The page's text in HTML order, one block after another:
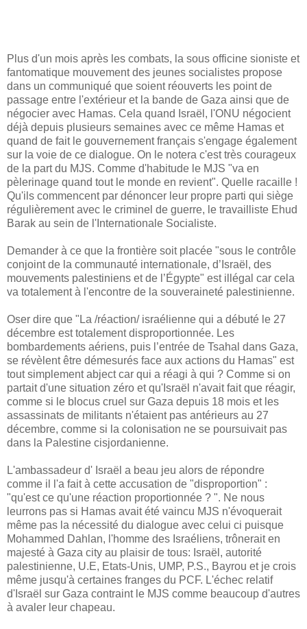
Plus d'un mois après les combats, la sous officine sioniste et
fantomatique mouvement des jeunes socialistes propose
dans un communiqué que soient réouverts les point de
passage entre l'extérieur et la bande de Gaza ainsi que de
négocier avec Hamas. Cela quand Israël, l'ONU négocient
déjà depuis plusieurs semaines avec ce même Hamas et
quand de fait le gouvernement français s'engage également
sur la voie de ce dialogue. On le notera c'est très courageux
de la part du MJS. Comme d'habitude le MJS "va en
pèlerinage quand tout le monde en revient". Quelle racaille !
Qu'ils commencent par dénoncer leur propre parti qui siège
régulièrement avec le criminel de guerre, le travailliste Ehud
Barak au sein de l'Internationale Socialiste.
Demander à ce que la frontière soit placée "sous le contrôle
conjoint de la communauté internationale, d’Israël, des
mouvements palestiniens et de l’Égypte" est illégal car cela
va totalement à l'encontre de la souveraineté palestinienne.
Oser dire que "La /réaction/ israélienne qui a débuté le 27
décembre est totalement disproportionnée. Les
bombardements aériens, puis l’entrée de Tsahal dans Gaza,
se révèlent être démesurés face aux actions du Hamas" est
tout simplement abject car qui a réagi à qui ? Comme si on
partait d'une situation zéro et qu'Israël n'avait fait que réagir,
comme si le blocus cruel sur Gaza depuis 18 mois et les
assassinats de militants n'étaient pas antérieurs au 27
décembre, comme si la colonisation ne se poursuivait pas
dans la Palestine cisjordanienne.
L'ambassadeur d' Israël a beau jeu alors de répondre
comme il l'a fait à cette accusation de "disproportion" :
"qu'est ce qu'une réaction proportionnée ? ". Ne nous
leurrons pas si Hamas avait été vaincu MJS n'évoquerait
même pas la nécessité du dialogue avec celui ci puisque
Mohammed Dahlan, l'homme des Israéliens, trônerait en
majesté à Gaza city au plaisir de tous: Israël, autorité
palestinienne, U.E, Etats-Unis, UMP, P.S., Bayrou et je crois
même jusqu'à certaines franges du PCF. L'échec relatif
d'Israël sur Gaza contraint le MJS comme beaucoup d'autres
à avaler leur chapeau.